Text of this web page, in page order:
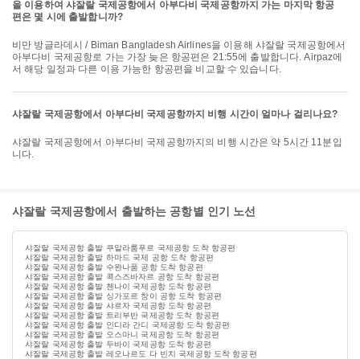
을 이용하여 샤잘랄 국제공항에서 아부다비 국제공항까지 가는 마지막 항공
편은 몇 시에 출발합니까?
비만 방글라데시 / Biman Bangladesh Airlines을 이용해 샤잘랄 국제공항에서
아부다비 국제공항로 가는 가장 늦은 항공편은 21:55에 출발합니다. Airpaz에
서 해당 일정과 다른 이용 가능한 항공편을 비교할 수 있습니다.
샤잘랄 국제공항에서 아부다비 국제공항까지 비행 시간이 얼마나 걸리나요?
샤잘랄 국제공항에서 아부다비 국제공항까지의 비행 시간은 약 5시간 11분입
니다.
샤잘랄 국제공항에서 출발하는 공항별 인기 노선
샤잘랄 국제공항 출발 쿠알라룸푸르 국제공항 도착 항공편
샤잘랄 국제공항 출발 하마드 국제 공항 도착 항공편
샤잘랄 국제공항 출발 수완나품 공항 도착 항공편
샤잘랄 국제공항 출발 콕스즈바자르 공항 도착 항공편
샤잘랄 국제공항 출발 첸나이 국제공항 도착 항공편
샤잘랄 국제공항 출발 싱가포르 창이 공항 도착 항공편
샤잘랄 국제공항 출발 샤르자 국제공항 도착 항공편
샤잘랄 국제공항 출발 트리부반 국제공항 도착 항공편
샤잘랄 국제공항 출발 인디라 간디 국제공항 도착 항공편
샤잘랄 국제공항 출발 오스마니 국제공항 도착 항공편
샤잘랄 국제공항 출발 두바이 국제공항 도착 항공편
샤잘랄 국제공항 출발 레오나르도 다 빈치 국제공항 도착 항공편